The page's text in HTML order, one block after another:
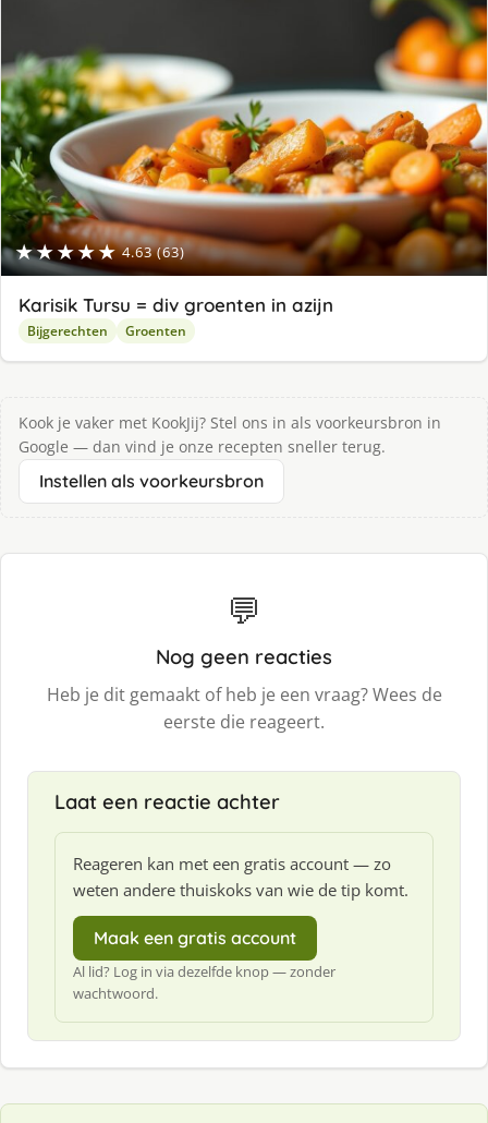
★★★★★ 4.63 (63)
Karisik Tursu = div groenten in azijn
Bijgerechten Groenten
Kook je vaker met KookJij? Stel ons in als voorkeursbron in
Google — dan vind je onze recepten sneller terug.
Instellen als voorkeursbron
💬
Nog geen reacties
Heb je dit gemaakt of heb je een vraag? Wees de
eerste die reageert.
Laat een reactie achter
Reageren kan met een gratis account — zo
weten andere thuiskoks van wie de tip komt.
Maak een gratis account
Al lid? Log in via dezelfde knop — zonder
wachtwoord.